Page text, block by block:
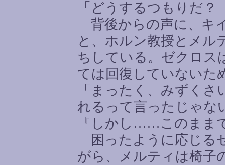
「どうするつもりだ
背後からの声に、キ
と、ホルン教授とメル
ちしている。ゼクロス
ては回復していないた
「まったく、みずく
れるって言ったじゃな
『しかし …… このまま
困ったように応じる
がら、メルティは椅子